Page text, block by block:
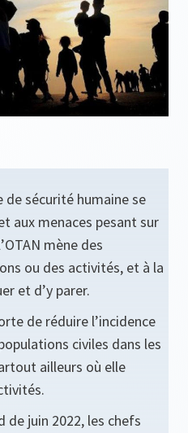
de sécurité humaine se
aux menaces pesant sur
mène des
ou des activités, et à la
et d’y parer.
de réduire l’incidence
civiles dans les
ailleurs où elle
juin 2022, les chefs